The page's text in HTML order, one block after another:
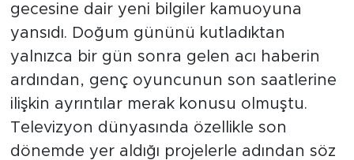
gecesine dair yeni bilgiler kamuoyuna
yansıdı. Doğum gününü kutladıktan
yalnızca bir gün sonra gelen acı haberin
ardından, genç oyuncunun son saatlerine
ilişkin ayrıntılar merak konusu olmuştu.
Televizyon dünyasında özellikle son
dönemde yer aldığı projelerle adından söz